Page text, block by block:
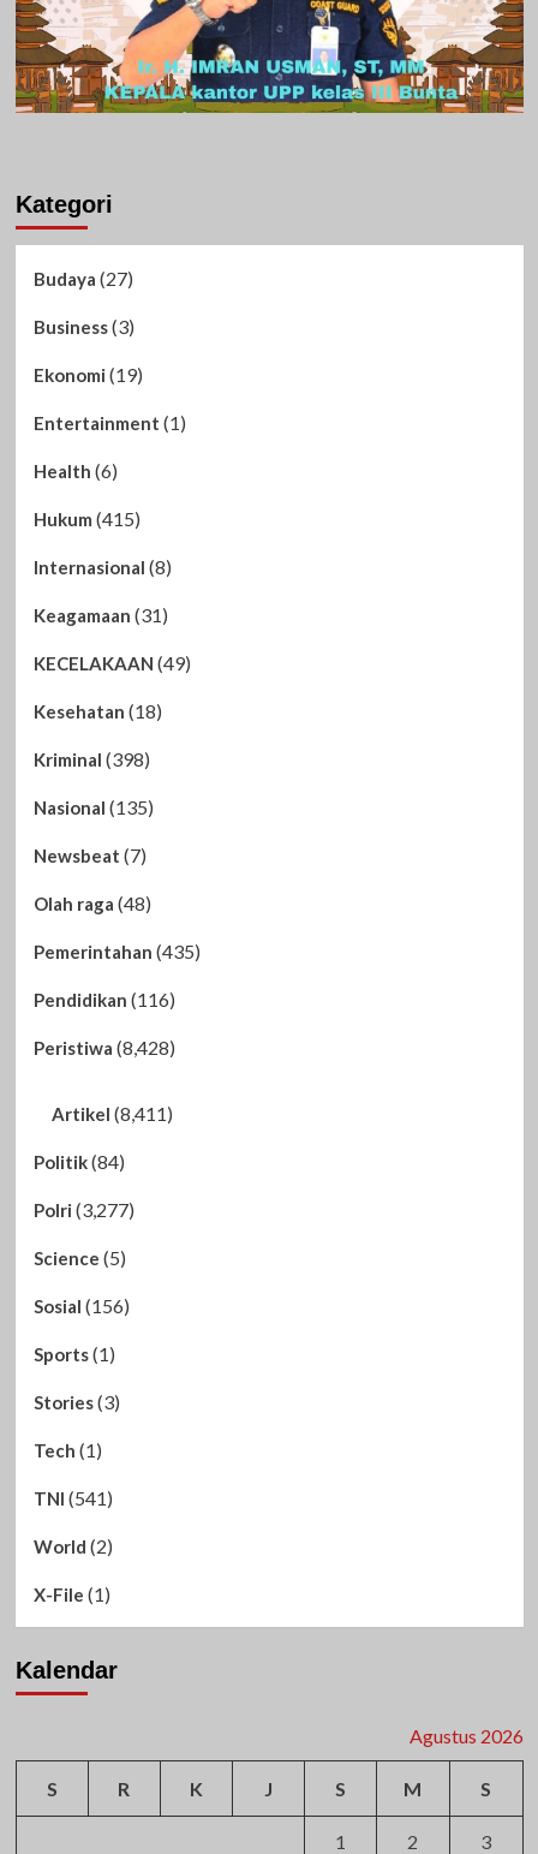
Kategori
Budaya (27)
Business(3)
Ekonomi (19)
Entertainment (1)
Health (6)
Hukum (415)
Internasional (8)
Keagamaan (31)
KECELAKAAN (49)
Kesehatan (18)
Kriminal (398)
Nasional (135)
Newsbeat (7)
Olah raga (48)
Pemerintahan (435)
Pendidikan (116)
Peristiwa (8,428)
Artikel (8,411)
Politik(84)
Polri (3,277)
Science (5)
Sosial (156)
Sports(1)
Stories(3)
Tech (1)
TNI (541)
World (2)
X-File (1)
Kalendar
Agustus 2026
S R K J S M S
1 2 3